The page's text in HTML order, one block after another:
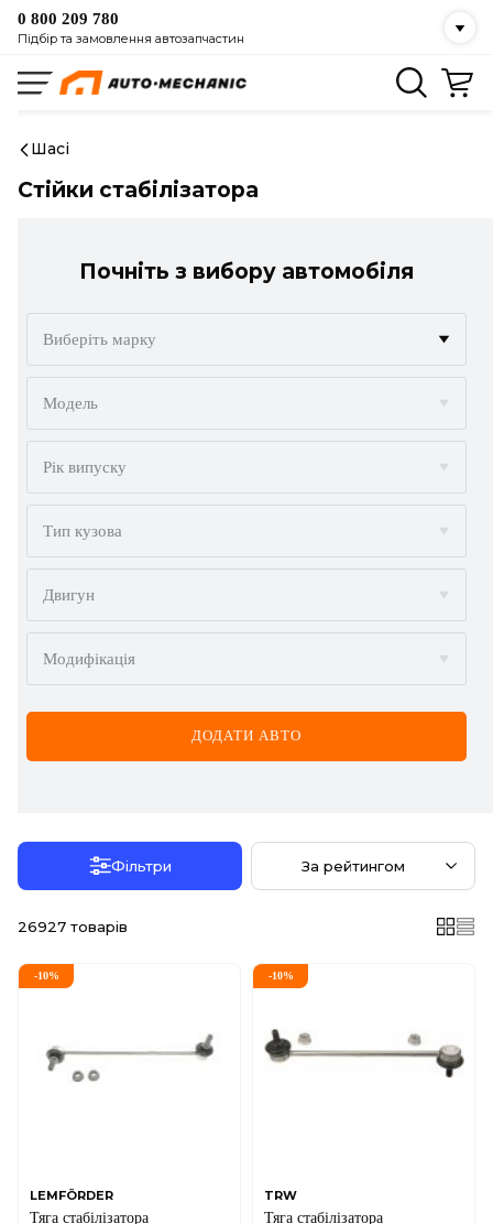
0 800 209 780
Підбір та замовлення автозапчастин
Шасі
Стійки стабілізатора
Почніть з вибору автомобіля
Виберіть марку
ALFA ROMEO
BMW
BYD
CADILLAC
CHERY
CHEVROLET
CHRYSLER
DS
FORD
Модель
Рік випуску
Тип кузова
Двигун
Модифікація
ДОДАТИ АВТО
Фільтри За рейтингом
26927 товарів
-10%
LEMFÖRDER
Тяга стабілізатора
-10%
TRW
Тяга стабілізатора